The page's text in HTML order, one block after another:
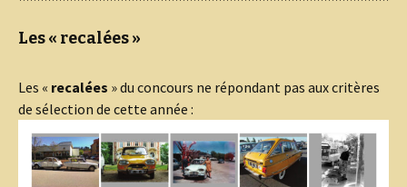
Les « recalées »
Les « recalées » du concours ne répondant pas aux critères
de sélection de cette année :